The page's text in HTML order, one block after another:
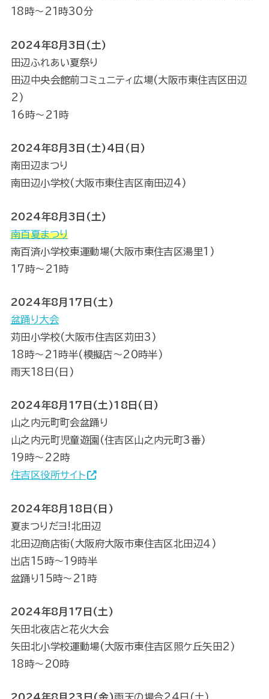
18時〜21時30分
2024年8月3日(土)
田辺ふれあい夏祭り
田辺中央会館前コミュニティ広場(大阪市東住吉区田辺
2)
16時〜21時
2024年8月3日(土)4日(日)
南田辺まつり
南田辺小学校(大阪市東住吉区南田辺4)
2024年8月3日(土)
南百夏まつり
南百済小学校東運動場(大阪市東住吉区湯里1)
17時〜21時
2024年8月17日(土)
盆踊り大会
苅田小学校(大阪市住吉区苅田3)
18時～21時半(模擬店～20時半)
雨天18日(日)
2024年8月17日(土)18日(日)
山之内元町町会盆踊り
山之内元町児童遊園(住吉区山之内元町3番)
19時～22時
住吉区役所サイト
2024年8月18日(日)
夏まつりだヨ!北田辺
北田辺商店街(大阪府大阪市東住吉区北田辺４)
出店15時〜19時半
盆踊り15時〜21時
2024年8月17日(土)
矢田北夜店と花火大会
矢田北小学校運動場(大阪市東住吉区照ケ丘矢田2)
18時〜20時